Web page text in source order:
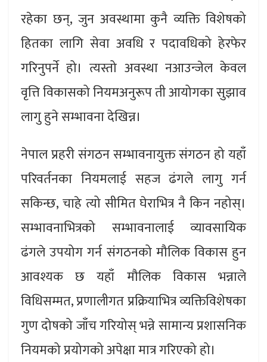
रहेका छन्, जुन अवस्थामा कुनै व्यक्ति विशेषको
हितका लागि सेवा अवधि र पदावधिको हेरफेर
गरिनुपर्ने हो। त्यस्तो अवस्था नआउन्जेल केवल
वृत्ति विकासको नियमअनुरूप ती आयोगका सुझाव
लागु हुने सम्भावना देखिन्न।
नेपाल प्रहरी संगठन सम्भावनायुक्त संगठन हो यहाँ
परिवर्तनका नियमलाई सहज ढंगले लागु गर्न
सकिन्छ, चाहे त्यो सीमित घेराभित्र नै किन नहोस्।
सम्भावनाभित्रको सम्भावनालाई व्यावसायिक
ढंगले उपयोग गर्न संगठनको मौलिक विकास हुन
आवश्यक छ यहाँ मौलिक विकास भन्नाले
विधिसम्मत, प्रणालीगत प्रक्रियाभित्र व्यक्तिविशेषका
गुण दोषको जाँच गरियोस् भन्ने सामान्य प्रशासनिक
नियमको प्रयोगको अपेक्षा मात्र गरिएको हो।